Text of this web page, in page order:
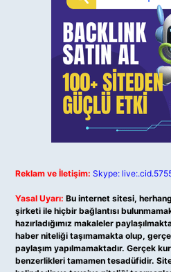
Reklam ve İletişim: Skype:
Yasal Uyarı: Bu internet sitesi,
şirketi ile hiçbir bağlantısı
hazırladığımız makaleler
haber niteliği taşımamakta olup,
paylaşım yapılmamaktadır. Gerçek
benzerlikleri tamamen tesadüfidir.